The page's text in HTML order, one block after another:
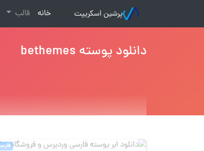
پرشین اسکریپت خانه
(current) قالب
دانلود پوسته bethemes